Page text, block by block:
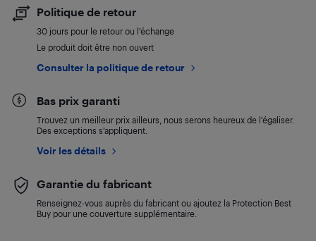
Politique de retour
30 jours pour le retour ou l’échange
Le produit doit être non ouvert
Consulter la politique de retour
Bas prix garanti
Trouvez un meilleur prix ailleurs, nous serons heureux de l’égaliser.
Des exceptions s’appliquent.
Voir les détails
Garantie du fabricant
Renseignez-vous auprès du fabricant ou ajoutez la Protection Best
Buy pour une couverture supplémentaire.